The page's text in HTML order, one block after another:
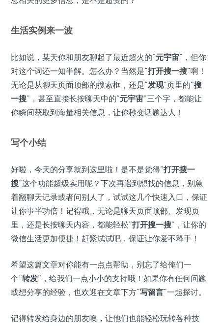
生活实例来一波
比如说，某天你和朋友聊起了最近超火的“元宇宙”，但你
对这个词还一知半解。怎么办？当然是“打开搜一搜”啊！
无论是从聊天页面顶部的搜索框，还是“发现”页里的“搜
一搜”，甚至直接长按聊天中的“元宇宙”三个字，都能让
你瞬间获取到海量相关信息，让你秒变话题达人！
写个小结
好啦，今天的分享就到这里啦！是不是觉得“打开搜一
搜”这个功能超级实用呢？下次再遇到想找的信息，别急
着翻聊天记录或者问别人了，试试这几个快速入口，保证
让你事半功倍！记得哦，无论是聊天页面顶部、发现页
里，还是长按聊天内容，都能轻松“打开搜一搜”，让你的
微信生活更加便捷！赶紧试试吧，保证让你爱不释手！
希望这篇文章对你能有一点点帮助，别忘了给俺们一
个“转发”，给我们一点小小的支持哦！如果你有任何问题
或想分享的经验，也欢迎在文章下方“写留言”一起探讨。
记得转发给身边的朋友噢，让他们也能轻松玩转各种技